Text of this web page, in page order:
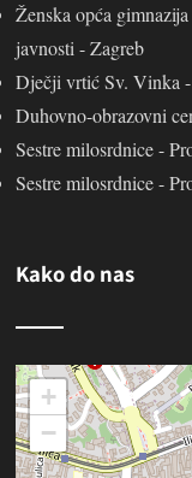
Ženska opća
javnosti - Zagreb
Dječji vrtić Sv. Vinka
Duhovno-obrazovni
Sestre milosrdnice -
Sestre milosrdnice -
Kako do nas
+
−